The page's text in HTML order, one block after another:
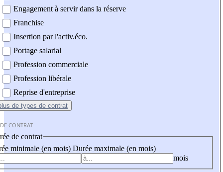
Engagement à servir dans la réserve
Franchise
Insertion par l'activ.éco.
Portage salarial
Profession commerciale
Profession libérale
Reprise d'entreprise
de types de contrat
CONTRAT
de contrat
minimale (en mois) Durée maximale (en mois)
mois